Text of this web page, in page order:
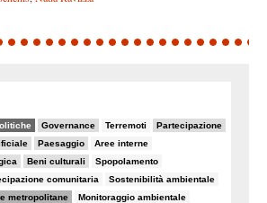
Governance Terremoti Partecipazione
Paesaggio Aree interne
Beni culturali Spopolamento
comunitaria Sostenibilità ambientale
metropolitane Monitoraggio ambientale